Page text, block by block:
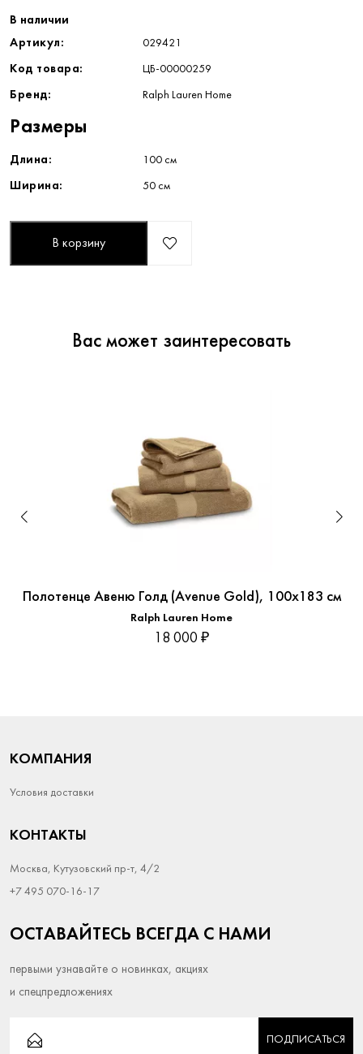
В наличии
Артикул:
029421
Код товара: ЦБ-00000259
Бренд: Ralph Lauren Home
Размеры
Длина: 100 см
Ширина: 50 см
В корзину
Вас может заинтересовать
Полотенце Авеню Голд (Avenue Gold), 100x183 см
Ralph Lauren Home
18 000 ₽
КОМПАНИЯ
Условия доставки
КОНТАКТЫ
Москва, Кутузовский пр-т, 4/2
+7 495 070-16-17
ОСТАВАЙТЕСЬ ВСЕГДА С НАМИ
первыми узнавайте о новинках, акциях
и спецпредложениях
ПОДПИСАТЬСЯ